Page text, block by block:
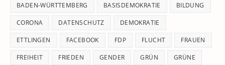
BADEN-WÜRTTEMBERG BASISDEMOKRATIE BILDUNG
CORONA DATENSCHUTZ DEMOKRATIE
ETTLINGEN FACEBOOK FDP FLUCHT FRAUEN
FREIHEIT FRIEDEN GENDER GRÜN GRÜNE